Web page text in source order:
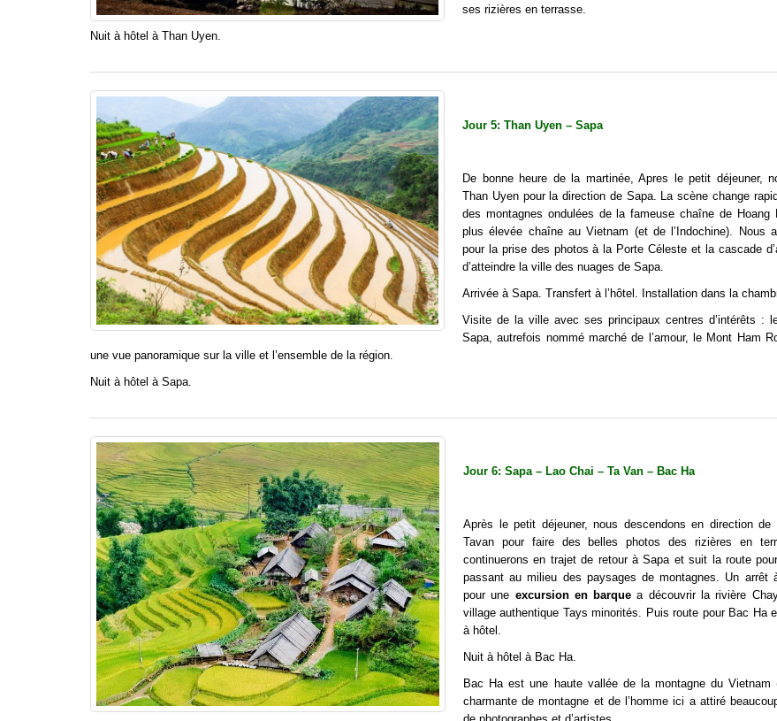
ses rizières en terrasse.
Nuit à hôtel à Than Uyen.
Jour 5: Than Uyen – Sapa
De bonne heure de la martinée, Apres le petit déjeuner,
Than Uyen pour la direction de Sapa. La scène change
des montagnes ondulées de la fameuse chaîne de Hoang
plus élevée chaîne au Vietnam (et de l’Indochine). Nous
pour la prise des photos à la Porte Céleste et la cascade
d’atteindre la ville des nuages de Sapa.
Arrivée à Sapa. Transfert à l’hôtel. Installation dans la
Visite de la ville avec ses principaux centres d’intérêts :
Sapa, autrefois nommé marché de l’amour, le Mont Ham
une vue panoramique sur la ville et l’ensemble de la région.
Nuit à hôtel à Sapa.
Jour 6: Sapa – Lao Chai – Ta Van – Bac Ha
Après le petit déjeuner, nous descendons en direction de
Tavan pour faire des belles photos des rizières en
continuerons en trajet de retour à Sapa et suit la route
passant au milieu des paysages de montagnes. Un
pour une excursion en barque a découvrir la rivière
village authentique Tays minorités. Puis route pour Bac Ha
à hôtel.
Nuit à hôtel à Bac Ha.
Bac Ha est une haute vallée de la montagne du Vietnam
charmante de montagne et de l’homme ici a attiré